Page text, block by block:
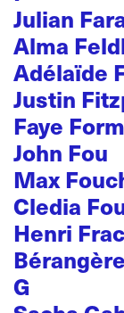
Julian
Alma
Adélaïde
Justin
Faye
John Fou
Max
Cledia
Henri
G